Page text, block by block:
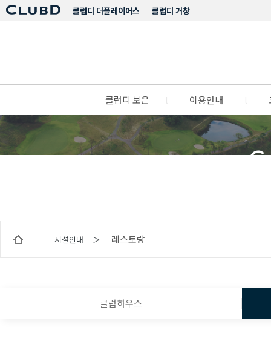
클럽디 거창
클럽디 더플레이어스
클럽디 보은 이용안내
시설안내 ＞ 레스토랑
클럽하우스